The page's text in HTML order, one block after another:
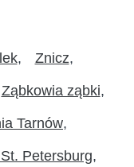
Znicz
Ząbkowia ząbki
Tarnów
Petersburg